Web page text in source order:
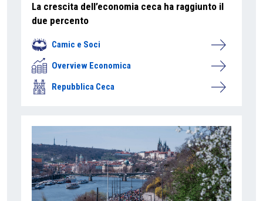
La crescita dell’economia ceca ha raggiunto il
due percento
Camic e Soci
Overview Economica
Repubblica Ceca